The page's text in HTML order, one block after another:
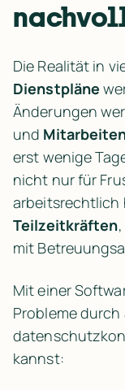
Dienstpläne
Änderungen
und
erst wenige
nicht nur für
Teilzeitkräften,
mit
Mit einer
Probleme
kannst: